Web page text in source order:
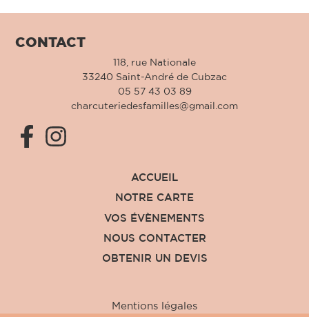
CONTACT
118, rue Nationale
33240 Saint-André de Cubzac
05 57 43 03 89
charcuteriedesfamilles@gmail.com
ACCUEIL
NOTRE CARTE
VOS ÉVÈNEMENTS
NOUS CONTACTER
OBTENIR UN DEVIS
Mentions légales